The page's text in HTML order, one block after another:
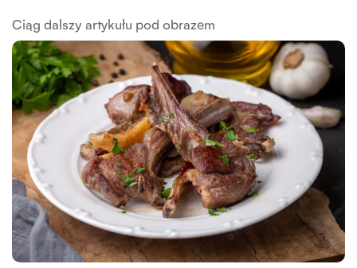
Ciąg dalszy artykułu pod obrazem